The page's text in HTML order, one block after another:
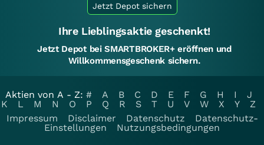
Jetzt Depot sichern
Ihre Lieblingsaktie geschenkt!
Jetzt Depot bei SMARTBROKER+ eröffnen und
Willkommensgeschenk sichern.
Aktien von A - Z: # A B C D E F G H I
J
K
L M N O P Q R S T U V W X Y
Z
Impressum
Disclaimer Datenschutz
Datenschutz-
Einstellungen
Nutzungsbedingungen